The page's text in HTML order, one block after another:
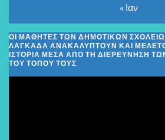
« Ιαν
ΟΙ ΜΑΘΗΤΈΣ ΤΩΝ ΔΗΜΟΤΙΚΏΝ
ΛΑΓΚΑΔΆ ΑΝΑΚΑΛΎΠΤΟΥΝ ΚΑΙ
ΙΣΤΟΡΊΑ ΜΈΣΑ ΑΠΌ ΤΗ ΔΙΕΡΕΎΝΗΣΗ
ΤΟΥ ΤΌΠΟΥ ΤΟΥΣ